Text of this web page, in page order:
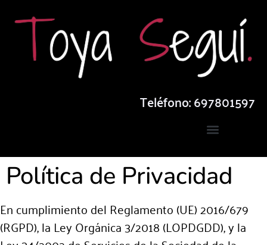
Teléfono: 697801597
Política de Privacidad
En cumplimiento del Reglamento (UE) 2016/679
(RGPD), la Ley Orgánica 3/2018 (LOPDGDD), y la